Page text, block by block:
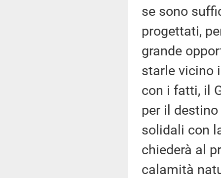
se sono
progettati,
grande
starle vicino
con i fatti, il
per il
solidali con
chiederà al
calamità